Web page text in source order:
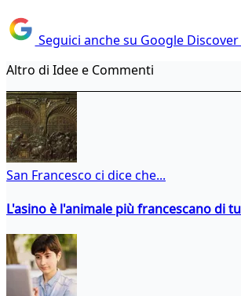
Seguici anche su Google
Altro di Idee e Commenti
San Francesco ci dice che...
L'asino è l'animale più francescano di